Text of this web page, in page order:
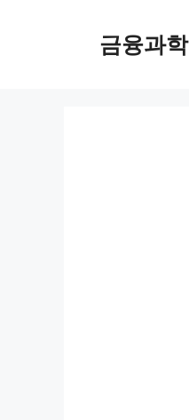
금융과학